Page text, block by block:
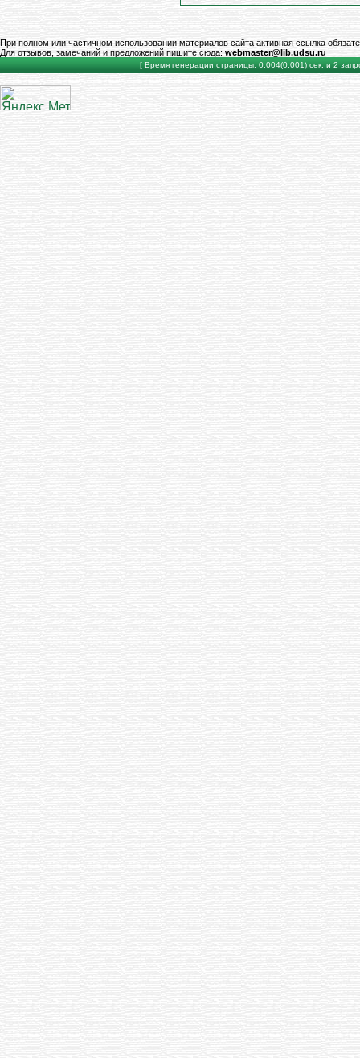
При полном или частичном использовании материалов сайта активная ссылка
Для отзывов, замечаний и предложений пишите сюда: webmaster@lib.udsu.ru
[ Время генерации страницы: 0.004(0.001) сек. и 2